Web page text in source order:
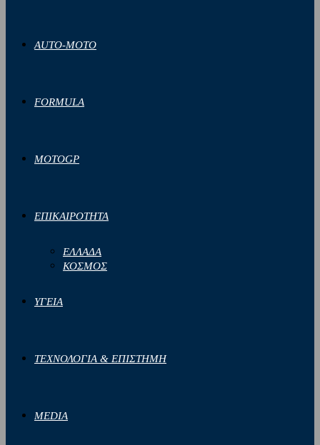
AUTO-MOTO
FORMULA
MOTOGP
ΕΠΙΚΑΙΡΟΤΗΤΑ
ΕΛΛΑΔΑ
ΚΟΣΜΟΣ
ΥΓΕΙΑ
ΤΕΧΝΟΛΟΓΙΑ & ΕΠΙΣΤΗΜΗ
MEDIA